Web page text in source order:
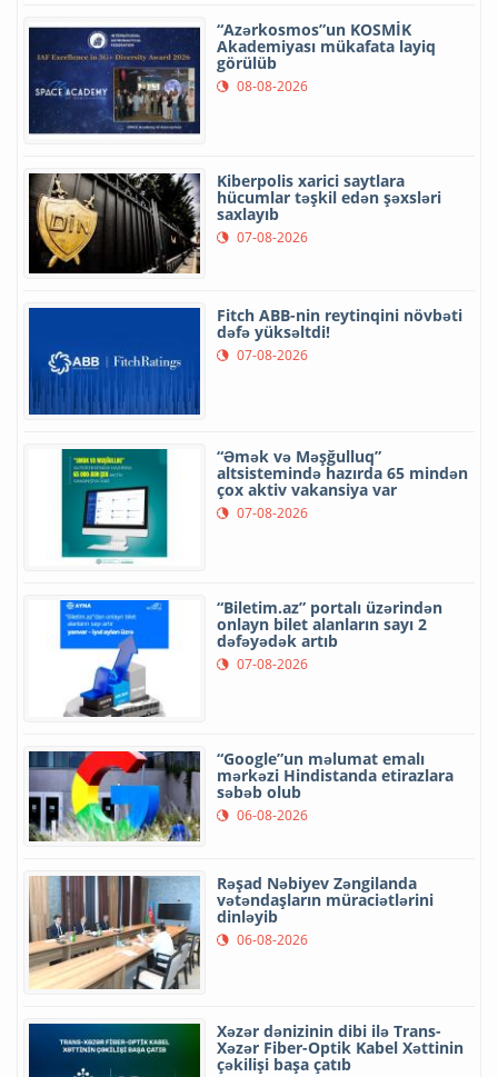
“Azərkosmos”un KOSMİK
Akademiyası mükafata layiq
görülüb
08-08-2026
Kiberpolis xarici saytlara
hücumlar təşkil edən şəxsləri
saxlayıb
07-08-2026
Fitch ABB-nin reytinqini növbəti
dəfə yüksəltdi!
07-08-2026
“Əmək və Məşğulluq”
altsistemində hazırda 65 mindən
çox aktiv vakansiya var
07-08-2026
“Biletim.az” portalı üzərindən
onlayn bilet alanların sayı 2
dəfəyədək artıb
07-08-2026
“Google”un məlumat emalı
mərkəzi Hindistanda etirazlara
səbəb olub
06-08-2026
Rəşad Nəbiyev Zəngilanda
vətəndaşların müraciətlərini
dinləyib
06-08-2026
Xəzər dənizinin dibi ilə Trans-
Xəzər Fiber-Optik Kabel Xəttinin
çəkilişi başa çatıb